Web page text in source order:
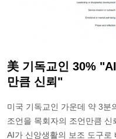
美 기독교인 30%
만큼 신뢰"
미국 기독교인 가운데 약 3분
조언을 목회자의 조언만큼 신
AI가 신앙생활의 보조 도구로